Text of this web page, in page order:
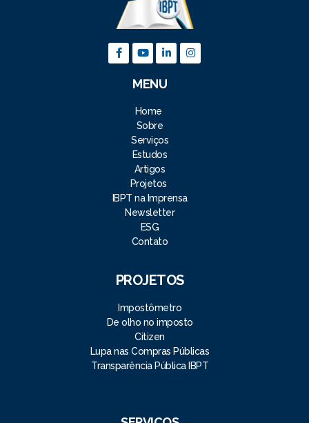
MENU
Home
Sobre
Serviços
Estudos
Artigos
Projetos
IBPT na Imprensa
Newsletter
ESG
Contato
PROJETOS
Impostômetro
De olho no imposto
Citizen
Lupa nas Compras Públicas
Transparência Pública IBPT